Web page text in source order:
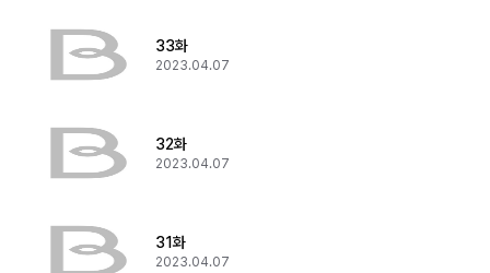
33화
2023.04.07
32화
2023.04.07
31화
2023.04.07